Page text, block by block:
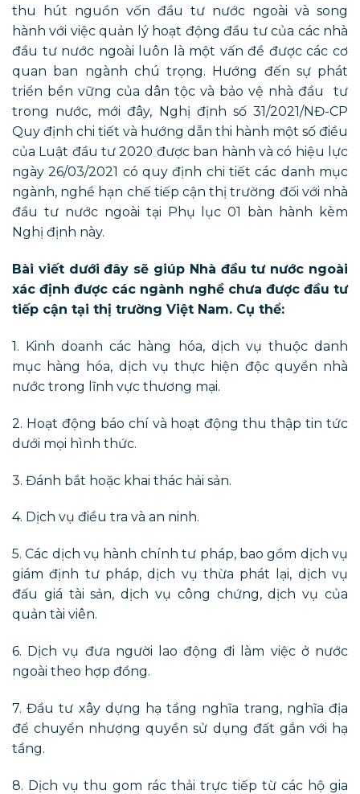
thu hút nguồn vốn đầu tư nước ngoài và song
hành với việc quản lý hoạt động đầu tư của các nhà
đầu tư nước ngoài luôn là một vấn đề được các cơ
quan ban ngành chú trọng. Hướng đến sự phát
triển bền vững của dân tộc và bảo vệ nhà đầu tư
trong nước, mới đây, Nghị định số 31/2021/NĐ-CP
Quy định chi tiết và hướng dẫn thi hành một số điều
của Luật đầu tư 2020 được ban hành và có hiệu lực
ngày 26/03/2021 có quy định chi tiết các danh mục
ngành, nghề hạn chế tiếp cận thị trường đối với nhà
đầu tư nước ngoài tại Phụ lục 01 bàn hành kèm
Nghị định này.
Bài viết dưới đây sẽ giúp Nhà đầu tư nước ngoài
xác định được các ngành nghề chưa được đầu tư
tiếp cận tại thị trường Việt Nam. Cụ thể:
1. Kinh doanh các hàng hóa, dịch vụ thuộc danh
mục hàng hóa, dịch vụ thực hiện độc quyền nhà
nước trong lĩnh vực thương mại.
2. Hoạt động báo chí và hoạt động thu thập tin tức
dưới mọi hình thức.
3. Đánh bắt hoặc khai thác hải sản.
4. Dịch vụ điều tra và an ninh.
5. Các dịch vụ hành chính tư pháp, bao gồm dịch vụ
giám định tư pháp, dịch vụ thừa phát lại, dịch vụ
đấu giá tài sản, dịch vụ công chứng, dịch vụ của
quản tài viên.
6. Dịch vụ đưa người lao động đi làm việc ở nước
ngoài theo hợp đồng.
7. Đầu tư xây dựng hạ tầng nghĩa trang, nghĩa địa
để chuyển nhượng quyền sử dụng đất gắn với hạ
tầng.
8. Dịch vụ thu gom rác thải trực tiếp từ các hộ gia